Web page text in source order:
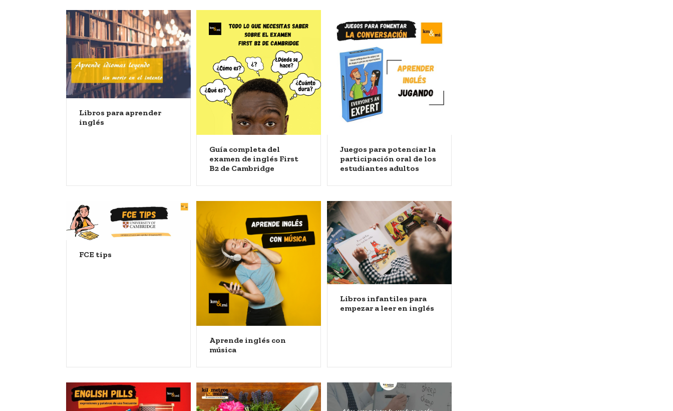
Libros para aprender
inglés
Guía completa del
examen de inglés First
B2 de Cambridge
Juegos para potenciar la
participación oral de los
estudiantes adultos
FCE tips
Aprende inglés con
música
Libros infantiles para
empezar a leer en inglés